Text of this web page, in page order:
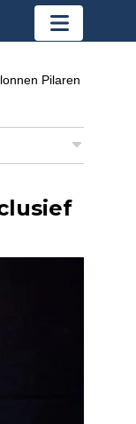
"Toggle
Pilaren